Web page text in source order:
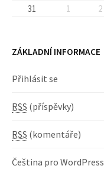
31
1 2
ZÁKLADNÍ INFORMACE
Přihlásit se
RSS (příspěvky)
RSS (komentáře)
Čeština pro WordPress